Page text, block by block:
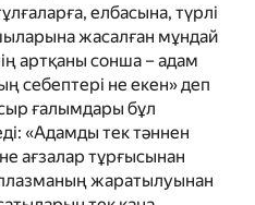
елбасына, түрлі
жасалған мұндай
артқаны сонша – адам
себептері не екен» деп
ғалымдары бұл
«Адамды тек тәннен
ағзалар тұрғысынан
жаратылуынан